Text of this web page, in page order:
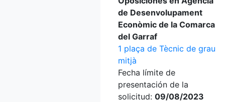
de Desenvolupament
Econòmic de la Comarca
del Garraf
1 plaça de Tècnic de grau
mitjà
Fecha límite de
presentación de la
solicitud: 09/08/2023